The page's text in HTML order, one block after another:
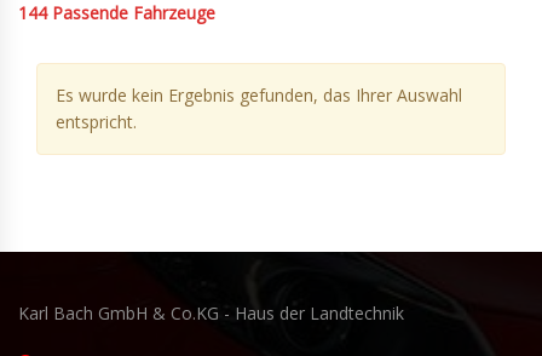
144 Passende Fahrzeuge
Es wurde kein Ergebnis gefunden, das Ihrer Auswahl
entspricht.
Karl Bach GmbH & Co.KG - Haus der Landtechnik